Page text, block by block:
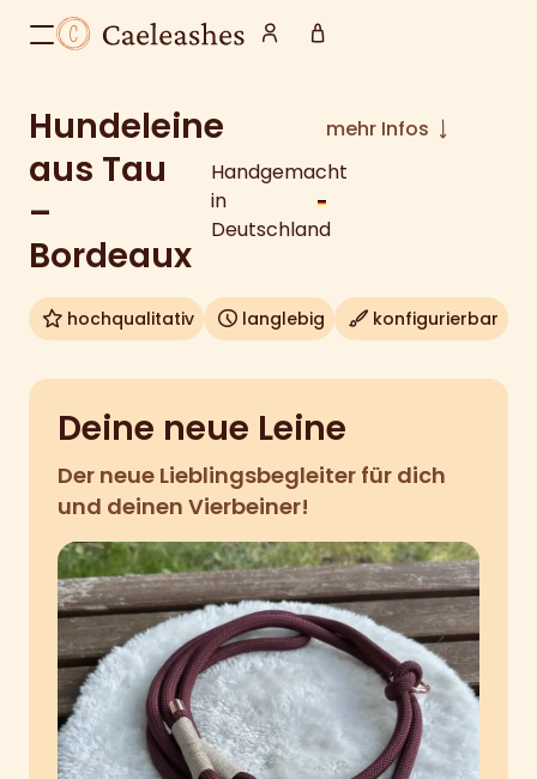
Hundeleine
aus Tau
–
Bordeaux
Handgemacht
in
Deutschland
mehr Infos
hochqualitativ langlebig konfigurierbar
Deine neue Leine
Der neue Lieblingsbegleiter für dich
und deinen Vierbeiner!